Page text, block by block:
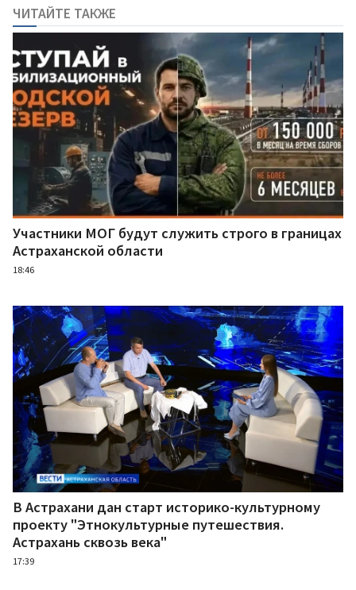
ЧИТАЙТЕ ТАКЖЕ
Участники МОГ будут служить строго в границах
Астраханской области
18:46
В Астрахани дан старт историко-культурному
проекту "Этнокультурные путешествия.
Астрахань сквозь века"
17:39